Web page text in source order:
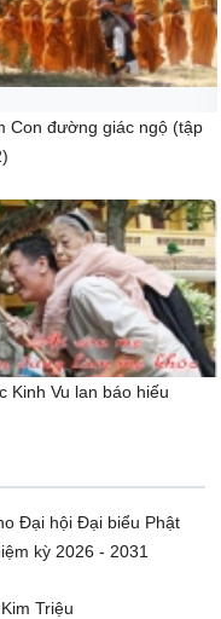
Con đường giác ngộ (tập
Kinh Vu lan báo hiếu
Đại hội Đại biểu Phật
kỳ 2026 - 2031
Triệu